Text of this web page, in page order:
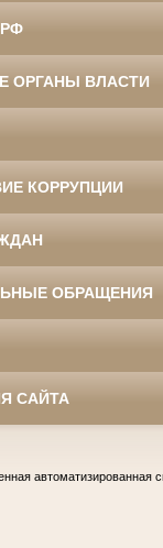
ОРГАНЫ ВЛАСТИ
КОРРУПЦИИ
ОБРАЩЕНИЯ
САЙТА